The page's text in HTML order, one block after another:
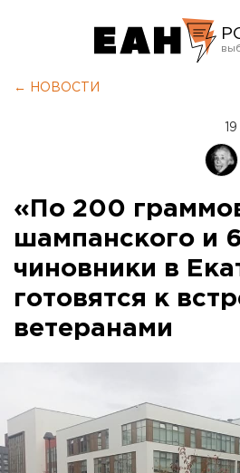
← НОВОСТИ
«По 200
шампанского и
чиновники в
готовятся к
ветеранами